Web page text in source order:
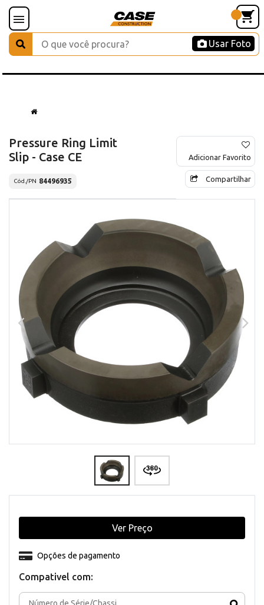
Usar Foto
Pressure Ring Limit
Slip - Case CE
Cód./PN 84496935
Adicionar Favorito
Compartilhar
Compativel com:
Opções de pagamento
Ver Preço